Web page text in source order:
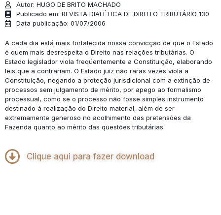
Autor: HUGO DE BRITO MACHADO
Publicado em: REVISTA DIALÉTICA DE DIREITO TRIBUTÁRIO 130
Data publicação: 01/07/2006
A cada dia está mais fortalecida nossa convicção de que o Estado
é quem mais desrespeita o Direito nas relações tributárias. O
Estado legislador viola freqüentemente a Constituição, elaborando
leis que a contrariam. O Estado juiz não raras vezes viola a
Constituição, negando a proteção jurisdicional com a extinção de
processos sem julgamento de mérito, por apego ao formalismo
processual, como se o processo não fosse simples instrumento
destinado à realização do Direito material, além de ser
extremamente generoso no acolhimento das pretensões da
Fazenda quanto ao mérito das questões tributárias.
Clique aqui para fazer download